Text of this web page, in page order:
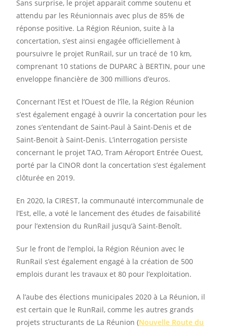
Sans surprise, le projet apparait comme soutenu et
attendu par les Réunionnais avec plus de 85% de
réponse positive. La Région Réunion, suite à la
concertation, s’est ainsi engagée officiellement à
poursuivre le projet RunRail, sur un tracé de 10 km,
comprenant 10 stations de DUPARC à BERTIN, pour une
enveloppe financière de 300 millions d’euros.
Concernant l’Est et l’Ouest de l’île, la Région Réunion
s’est également engagé à ouvrir la concertation pour les
zones s’entendant de Saint-Paul à Saint-Denis et de
Saint-Benoit à Saint-Denis. L’interrogation persiste
concernant le projet TAO, Tram Aéroport Entrée Ouest,
porté par la CINOR dont la concertation s’est également
clôturée en 2019.
En 2020, la CIREST, la communauté intercommunale de
l’Est, elle, a voté le lancement des études de faisabilité
pour l’extension du RunRail jusqu’à Saint-Benoît.
Sur le front de l’emploi, la Région Réunion avec le
RunRail s’est également engagé à la création de 500
emplois durant les travaux et 80 pour l’exploitation.
A l’aube des élections municipales 2020 à La Réunion, il
est certain que le RunRail, comme les autres grands
projets structurants de La Réunion (Nouvelle Route du